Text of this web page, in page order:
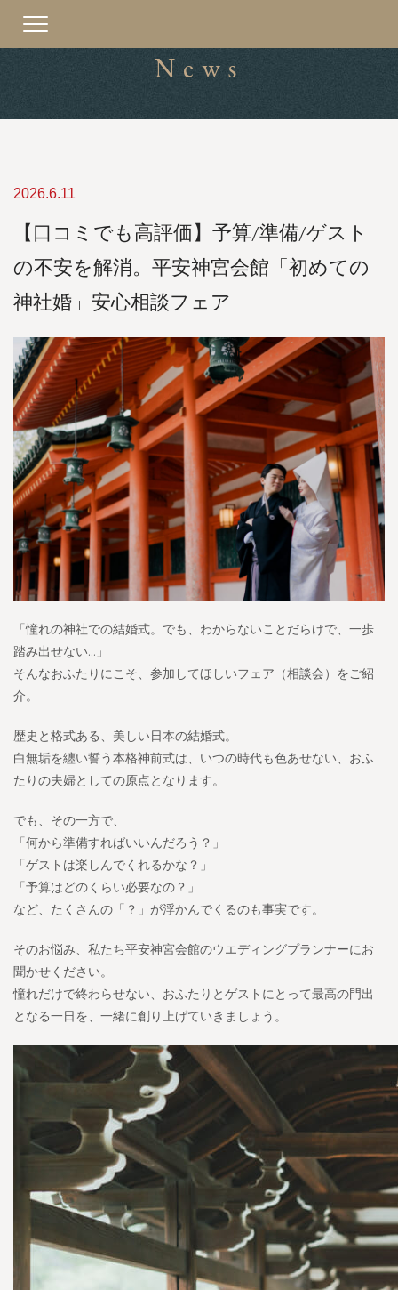
Toggle
navigation
News
2026.6.11
【口コミでも高評価】予算/準備/ゲスト
の不安を解消。平安神宮会館「初めての
神社婚」安心相談フェア
「憧れの神社での結婚式。でも、わからないことだらけで、一歩
踏み出せない…」
そんなおふたりにこそ、参加してほしいフェア（相談会）をご紹
介。
歴史と格式ある、美しい日本の結婚式。
白無垢を纏い誓う本格神前式は、いつの時代も色あせない、おふ
たりの夫婦としての原点となります。
でも、その一方で、
「何から準備すればいいんだろう？」
「ゲストは楽しんでくれるかな？」
「予算はどのくらい必要なの？」
など、たくさんの「？」が浮かんでくるのも事実です。
そのお悩み、私たち平安神宮会館のウエディングプランナーにお
聞かせください。
憧れだけで終わらせない、おふたりとゲストにとって最高の門出
となる一日を、一緒に創り上げていきましょう。